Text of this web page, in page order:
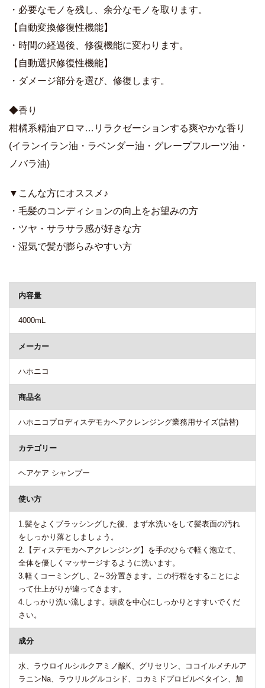
・必要なモノを残し、余分なモノを取ります。
【自動変換修復性機能】
・時間の経過後、修復機能に変わります。
【自動選択修復性機能】
・ダメージ部分を選び、修復します。
◆香り
柑橘系精油アロマ…リラクゼーションする爽やかな香り
(イランイラン油・ラベンダー油・グレープフルーツ油・
ノバラ油)
▼こんな方にオススメ♪
・毛髪のコンディションの向上をお望みの方
・ツヤ・サラサラ感が好きな方
・湿気で髪が膨らみやすい方
内容量
4000mL
メーカー
ハホニコ
商品名
ハホニコプロディスデモカヘアクレンジング業務用サイズ(詰替)
カテゴリー
ヘアケア シャンプー
使い方
1.髪をよくブラッシングした後、まず水洗いをして髪表面の汚れ
をしっかり落としましょう。
2.【ディスデモカヘアクレンジング】を手のひらで軽く泡立て、
全体を優しくマッサージするように洗います。
3.軽くコーミングし、2～3分置きます。この行程をすることによ
って仕上がりが違ってきます。
4.しっかり洗い流します。頭皮を中心にしっかりとすすいでくだ
さい。
成分
水、ラウロイルシルクアミノ酸K、グリセリン、ココイルメチルア
ラニンNa、ラウリルグルコシド、コカミドプロピルベタイン、加